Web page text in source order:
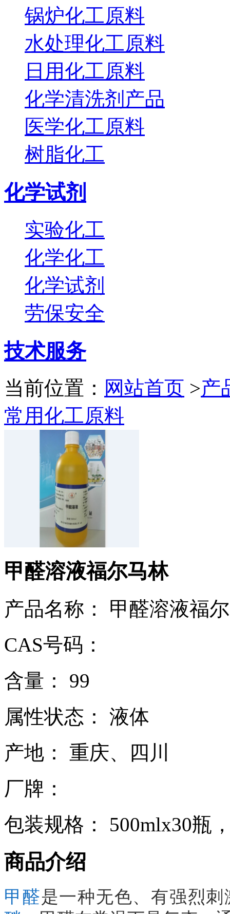
锅炉化工原料
水处理化工原料
日用化工原料
化学清洗剂产品
医学化工原料
树脂化工
化学试剂
实验化工
化学化工
化学试剂
劳保安全
技术服务
当前位置： 网站首页 >产
常用化工原料
甲醛溶液福尔马林
产品名称： 甲醛溶液福
CAS号码：
含量： 99
属性状态： 液体
产地： 重庆、四川
厂牌：
包装规格： 500mlx30瓶
商品介绍
甲醛是一种无色、有强烈